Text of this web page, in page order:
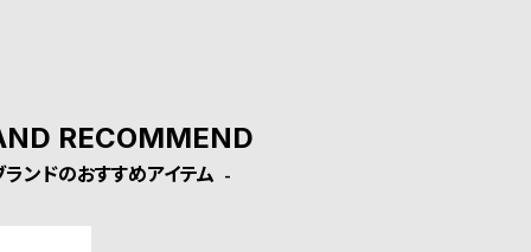
RECOMMEND
ランドのおすすめアイテム